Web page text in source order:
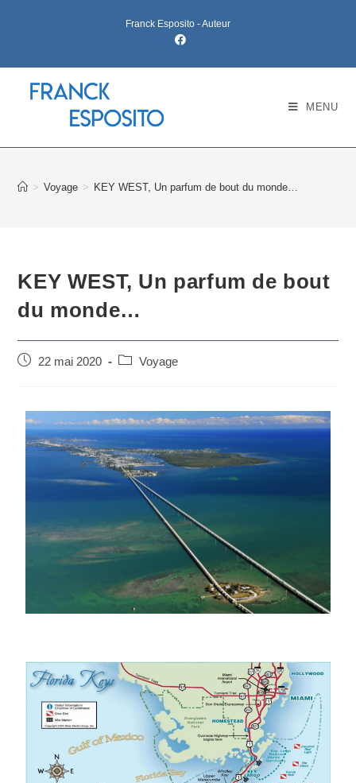
Franck Esposito - Auteur
MENU
> Voyage > KEY WEST, Un parfum de bout du monde…
KEY WEST, Un parfum de bout
du monde…
22 mai 2020 Voyage